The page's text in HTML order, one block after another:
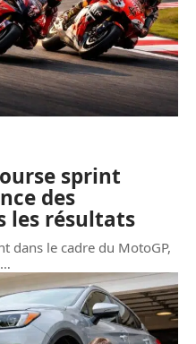
sprint
des
les résultats
dans le cadre du MotoGP,
…